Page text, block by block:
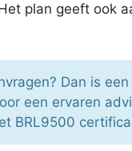
plan geeft ook
Dan is
een ervaren
BRL9500